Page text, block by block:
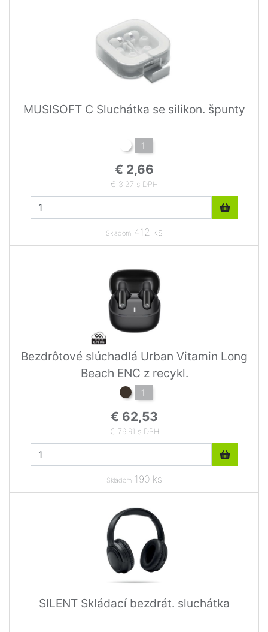
MUSISOFT C Sluchátka se silikon. špunty
1
€ 2,66
€ 3,27 s DPH
Skladom 412 ks
Bezdrôtové slúchadlá Urban Vitamin Long
Beach ENC z recykl.
1
€ 62,53
€ 76,91 s DPH
Skladom 190 ks
SILENT Skládací bezdrát. sluchátka